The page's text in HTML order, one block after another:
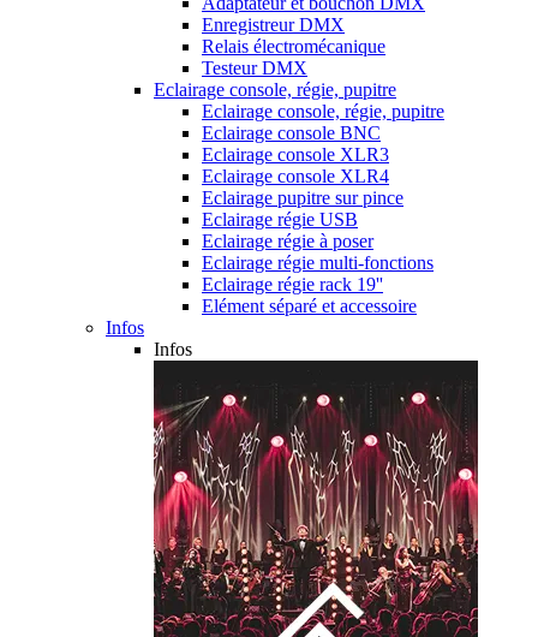
Enregistreur DMX
Relais électromécanique
Testeur DMX
Eclairage console, régie, pupitre
Eclairage console, régie, pupitre
Eclairage console BNC
Eclairage console XLR3
Eclairage console XLR4
Eclairage pupitre sur pince
Eclairage régie USB
Eclairage régie à poser
Eclairage régie multi-fonctions
Eclairage régie rack 19''
Elément séparé et accessoire
Infos
Infos